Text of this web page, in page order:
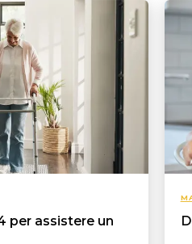
per assistere un